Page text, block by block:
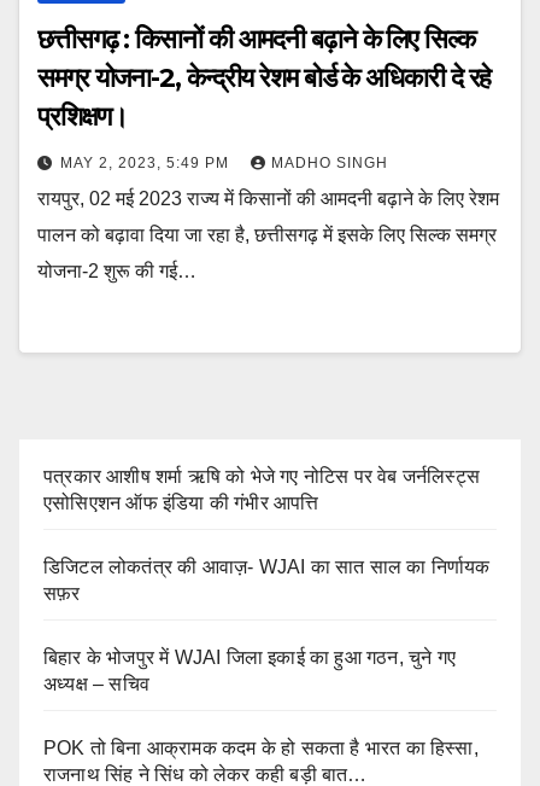
छत्तीसगढ़ : किसानों की आमदनी बढ़ाने के लिए सिल्क
समग्र योजना-2, केन्द्रीय रेशम बोर्ड के अधिकारी दे रहे
प्रशिक्षण।
MAY 2, 2023, 5:49 PM MADHO SINGH
रायपुर, 02 मई 2023 राज्य में किसानों की आमदनी बढ़ाने के लिए रेशम
पालन को बढ़ावा दिया जा रहा है, छत्तीसगढ़ में इसके लिए सिल्क समग्र
योजना-2 शुरू की गई…
पत्रकार आशीष शर्मा ऋषि को भेजे गए नोटिस पर वेब जर्नलिस्ट्स
एसोसिएशन ऑफ इंडिया की गंभीर आपत्ति
डिजिटल लोकतंत्र की आवाज़- WJAI का सात साल का निर्णायक
सफ़र
बिहार के भोजपुर में WJAI जिला इकाई का हुआ गठन, चुने गए
अध्यक्ष – सचिव
POK तो बिना आक्रामक कदम के हो सकता है भारत का हिस्सा,
राजनाथ सिंह ने सिंध को लेकर कही बड़ी बात…